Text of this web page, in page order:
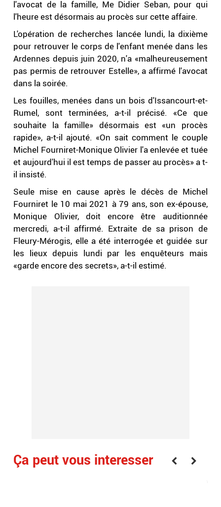
l'avocat de la famille, Me Didier Seban, pour qui
l'heure est désormais au procès sur cette affaire.
L'opération de recherches lancée lundi, la dixième
pour retrouver le corps de l'enfant menée dans les
Ardennes depuis juin 2020, n'a «malheureusement
pas permis de retrouver Estelle», a affirmé l'avocat
dans la soirée.
Les fouilles, menées dans un bois d'Issancourt-et-
Rumel, sont terminées, a-t-il précisé. «Ce que
souhaite la famille» désormais est «un procès
rapide», a-t-il ajouté. «On sait comment le couple
Michel Fourniret-Monique Olivier l'a enlevée et tuée
et aujourd'hui il est temps de passer au procès» a t-
il insisté.
Seule mise en cause après le décès de Michel
Fourniret le 10 mai 2021 à 79 ans, son ex-épouse,
Monique Olivier, doit encore être auditionnée
mercredi, a-t-il affirmé. Extraite de sa prison de
Fleury-Mérogis, elle a été interrogée et guidée sur
les lieux depuis lundi par les enquêteurs mais
«garde encore des secrets», a-t-il estimé.
Ça peut vous interesser